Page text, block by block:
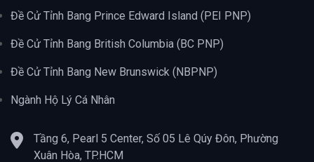
Đề Cử Tỉnh Bang Prince Edward Island (PEI PNP)
Đề Cử Tỉnh Bang British Columbia (BC PNP)
Đề Cử Tỉnh Bang New Brunswick (NBPNP)
Ngành Hộ Lý Cá Nhân
Tầng 6, Pearl 5 Center, Số 05 Lê Qúy Đôn, Phường
Xuân Hòa, TP.HCM